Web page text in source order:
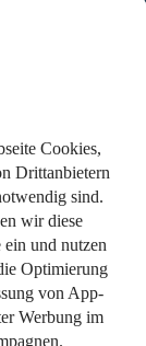
Sie Ihre